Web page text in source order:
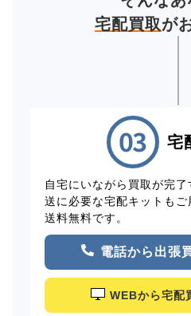
宅配買取が
宅
自宅にいながら買取が完
送に必要な宅配キットも
送料無料です。
電話から出張
WEBから宅配